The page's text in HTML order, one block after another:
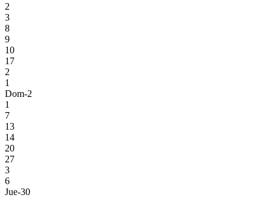
2
3
8
9
10
17
2
1
Dom-2
1
7
13
14
20
27
3
6
Jue-30